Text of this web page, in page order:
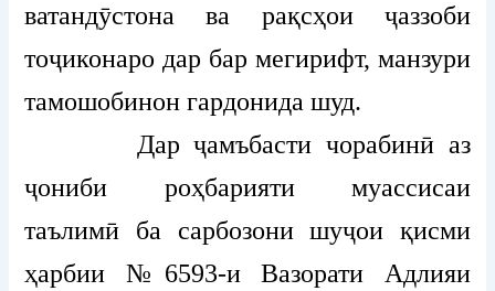
ватандӯстона ва рақсҳои ҷаззоби
тоҷиконаро дар бар мегирифт, манзури
тамошобинон гардонида шуд.
Дар ҷамъбасти чорабинӣ аз
ҷониби роҳбарияти муассисаи
таълимӣ ба сарбозони шуҷои қисми
ҳарбии №6593-и Вазорати Адлияи